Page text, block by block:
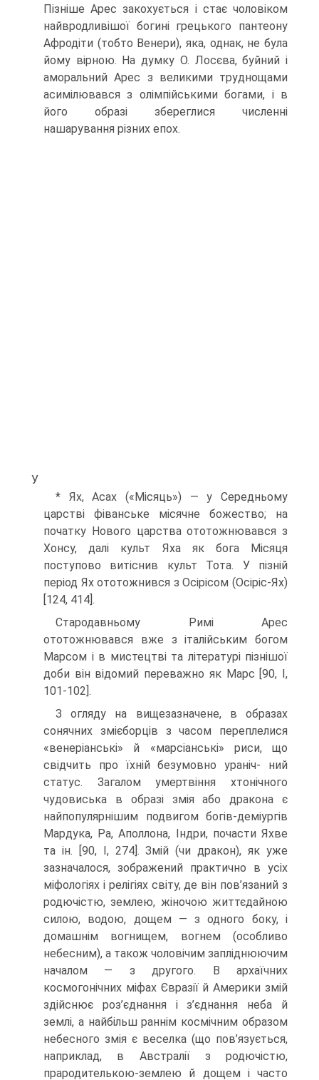
Пізніше Арес закохується і стає чоловіком
найвродливішої богині грецького пантеону
Афродіти (тобто Венери), яка, однак, не була
йому вірною. На думку О. Лосєва, буйний і
аморальний Арес з великими труднощами
асимілювався з олімпійсь­кими богами, і в
його образі збереглися численні
нашарування різних епох.
У
* Ях, Асах («Місяць») — у Середньому
царстві фіванське місячне божество; на
початку Нового царства ототожнювався з
Хонсу, далі культ Яха як бога Місяця
поступово витіснив культ Тота. У пізній
період Ях ототожнився з Осірісом (Осіріс-Ях)
[124, 414].
Стародавньому Римі Арес
ототожнювався вже з італійським богом
Марсом і в мистецтві та літературі пізнішої
доби він відомий переважно як Марс [90, І,
101-102].
З огляду на вищезазначене, в образах
сонячних змієборців з часом переплели­ся
«венеріанські» й «марсіанські» риси, що
свідчить про їхній безумовно ураніч- ний
статус. Загалом умертвіння хтонічного
чудовиська в образі змія або дракона є
найпопулярнішим подвигом богів-деміургів
Мардука, Ра, Аполлона, Індри, по­части Яхве
та ін. [90, І, 274]. Змій (чи дракон), як уже
зазначалося, зображений практично в усіх
міфологіях і релігіях світу, де він пов’язаний з
родючістю, зем­лею, жіночою життєдайною
силою, водою, дощем — з одного боку, і
домашнім вогнищем, вогнем (особливо
небесним), а також чоловічим запліднюючим
нача­лом — з другого. В архаїчних
космогонічних міфах Євразії й Америки змій
здійс­нює роз’єднання і з’єднання неба й
землі, а найбільш раннім космічним образом
небесного змія є веселка (що пов’язується,
наприклад, в Австралії з родючістю,
прародителькою-землею й дощем і часто